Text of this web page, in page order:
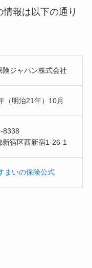
報は以下の通り
険ジャパン株式会社
（明治21年）10月
8338
新宿区西新宿1-26-1
まいの保険公式